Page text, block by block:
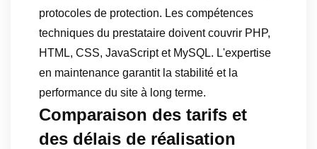
protocoles de protection. Les compétences
techniques du prestataire doivent couvrir PHP,
HTML, CSS, JavaScript et MySQL. L'expertise
en maintenance garantit la stabilité et la
performance du site à long terme.
Comparaison des tarifs et
des délais de réalisation